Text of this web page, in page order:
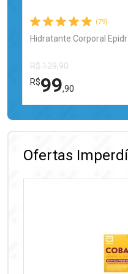
(79)
Hidratante Corporal
R$ 129,90
R$99,90
Ofertas